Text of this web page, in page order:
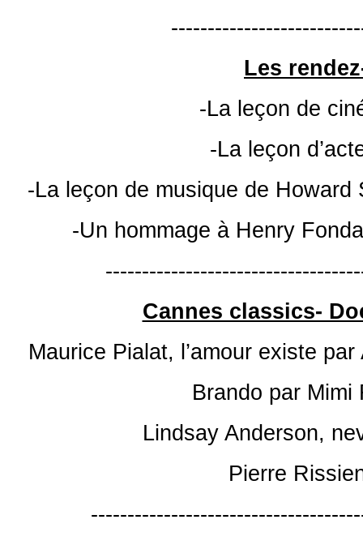
Les
-La leçon de
-La leçon
-La leçon de musique de
-Un hommage à Henry
Cannes classics-
Maurice Pialat, l’amour existe
Brando par Mimi
Lindsay Anderson,
Pierre